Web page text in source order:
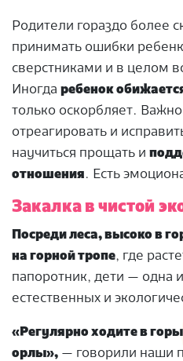
Родители гораздо более
принимать ошибки
сверстниками и в целом
Иногда ребенок
только оскорбляет.
отреагировать и
научиться прощать и
отношения. Есть
Закалка в чистой
Посреди леса, высоко в
на горной тропе, где
папоротник, дети — одна
естественных и
«Регулярно ходите в
орлы», — говорили наши